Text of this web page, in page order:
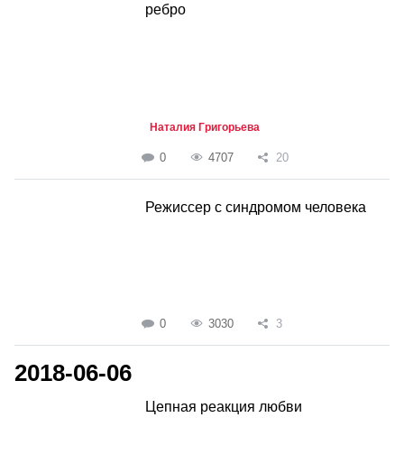
ребро
Наталия Григорьева
0 4707 20
Режиссер с синдромом человека
0 3030 3
2018-06-06
Цепная реакция любви